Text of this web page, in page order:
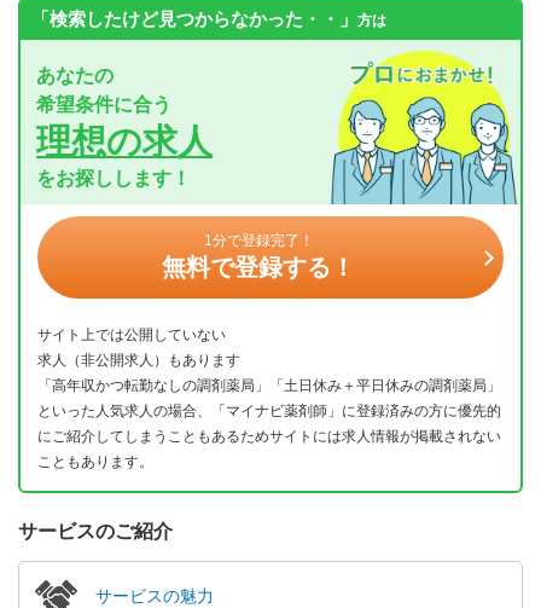
「検索したけど見つからなかった・・」 方は
あなたの
希望条件に合う
理想の求人
をお探しします！
1分で登録完了！
無料で登録する！
サイト上では公開していない
求人（非公開求人）もあります
「高年収かつ転勤なしの調剤薬局」「土日休み＋平日休みの調剤薬局」
といった人気求人の場合、「マイナビ薬剤師」に登録済みの方に優先的
にご紹介してしまうこともあるためサイトには求人情報が掲載されない
こともあります。
サービスのご紹介
サービスの魅力